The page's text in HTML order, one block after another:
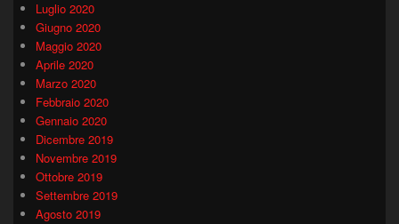
Luglio 2020
Giugno 2020
Maggio 2020
Aprile 2020
Marzo 2020
Febbraio 2020
Gennaio 2020
Dicembre 2019
Novembre 2019
Ottobre 2019
Settembre 2019
Agosto 2019